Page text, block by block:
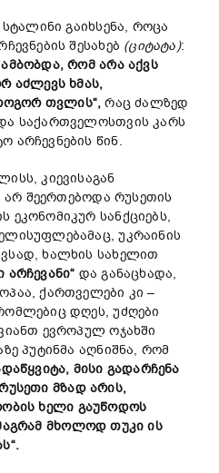
გაიხსენა, როცა
შესახებ (ციტატა):
რომ არა აქვს
აძლევს ხმას,
თვლის“,რაც ძალზედ
საქართველოსთვის კარს
არჩევნების წინ.
კიევისაგან
არ შეერთებოდა რუსეთის
ეკონომიკურ სანქციებს,
უკრაინის
ხალხის სახელით
და განაცხადა,
ქართველები კი –
დღეს, უძღები
ევროპულ ოჯახში
პუტინმა აღნიშნა, რომ
მისი გადარჩენა
მზად არის,
ხელი გაუწოდოს
მხოლოდთუკი ის